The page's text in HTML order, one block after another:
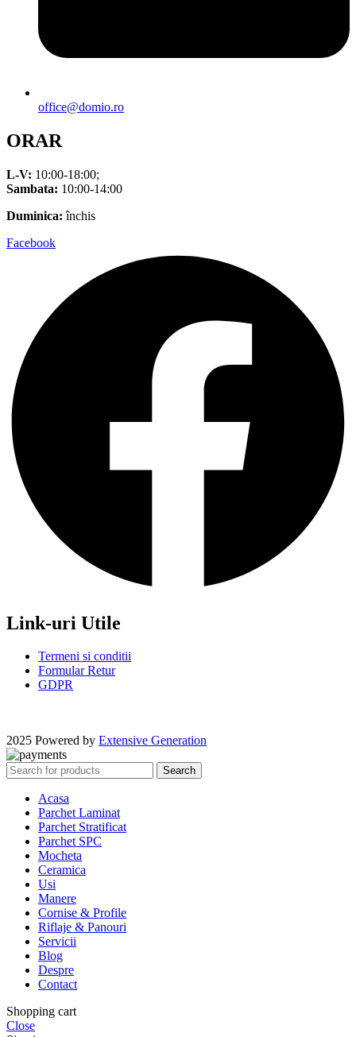
office@domio.ro
ORAR
L-V: 10:00-18:00;
Sambata: 10:00-14:00
Duminica: închis
Facebook
Link-uri Utile
Termeni si conditii
Formular Retur
GDPR
2025 Powered by Extensive Generation
Search
Acasa
Parchet Laminat
Parchet Stratificat
Parchet SPC
Mocheta
Ceramica
Usi
Manere
Cornise & Profile
Riflaje & Panouri
Servicii
Blog
Despre
Contact
Shopping cart
Close